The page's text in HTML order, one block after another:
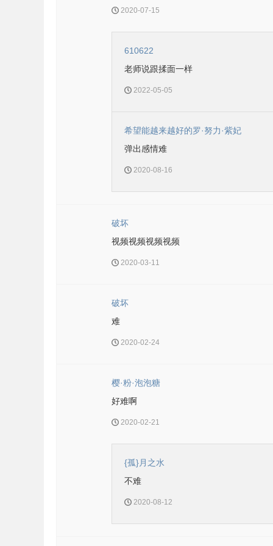
2020-07-15
610622
老师说跟揉面一样
2022-05-05
希望能越来越好的罗·努力·紫妃
弹出感情难
2020-08-16
破坏
视频视频视频视频
2020-03-11
破坏
难
2020-02-24
樱·粉·泡泡糖
好难啊
2020-02-21
{孤}月之水
不难
2020-08-12